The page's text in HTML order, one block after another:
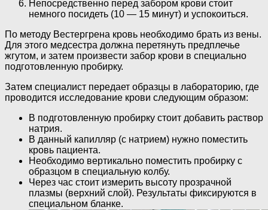
Непосредственно перед забором крови стоит
немного посидеть (10 — 15 минут) и успокоиться.
По методу Вестергрена кровь необходимо брать из вены.
Для этого медсестра должна перетянуть предплечье
жгутом, и затем произвести забор крови в специально
подготовленную пробирку.
Затем специалист передает образцы в лабораторию, где
проводится исследование крови следующим образом:
В подготовленную пробирку стоит добавить раствор
натрия.
В данный капилляр (с натрием) нужно поместить
кровь пациента.
Необходимо вертикально поместить пробирку с
образцом в специальную колбу.
Через час стоит измерить высоту прозрачной
плазмы (верхний слой). Результаты фиксируются в
специальном бланке.